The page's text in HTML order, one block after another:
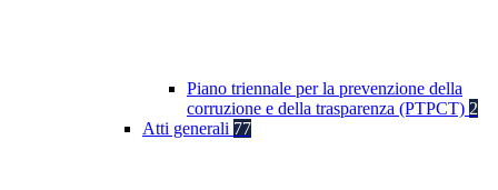
Piano triennale per la prevenzione della
corruzione e della trasparenza (PTPCT) 2
Atti generali 77